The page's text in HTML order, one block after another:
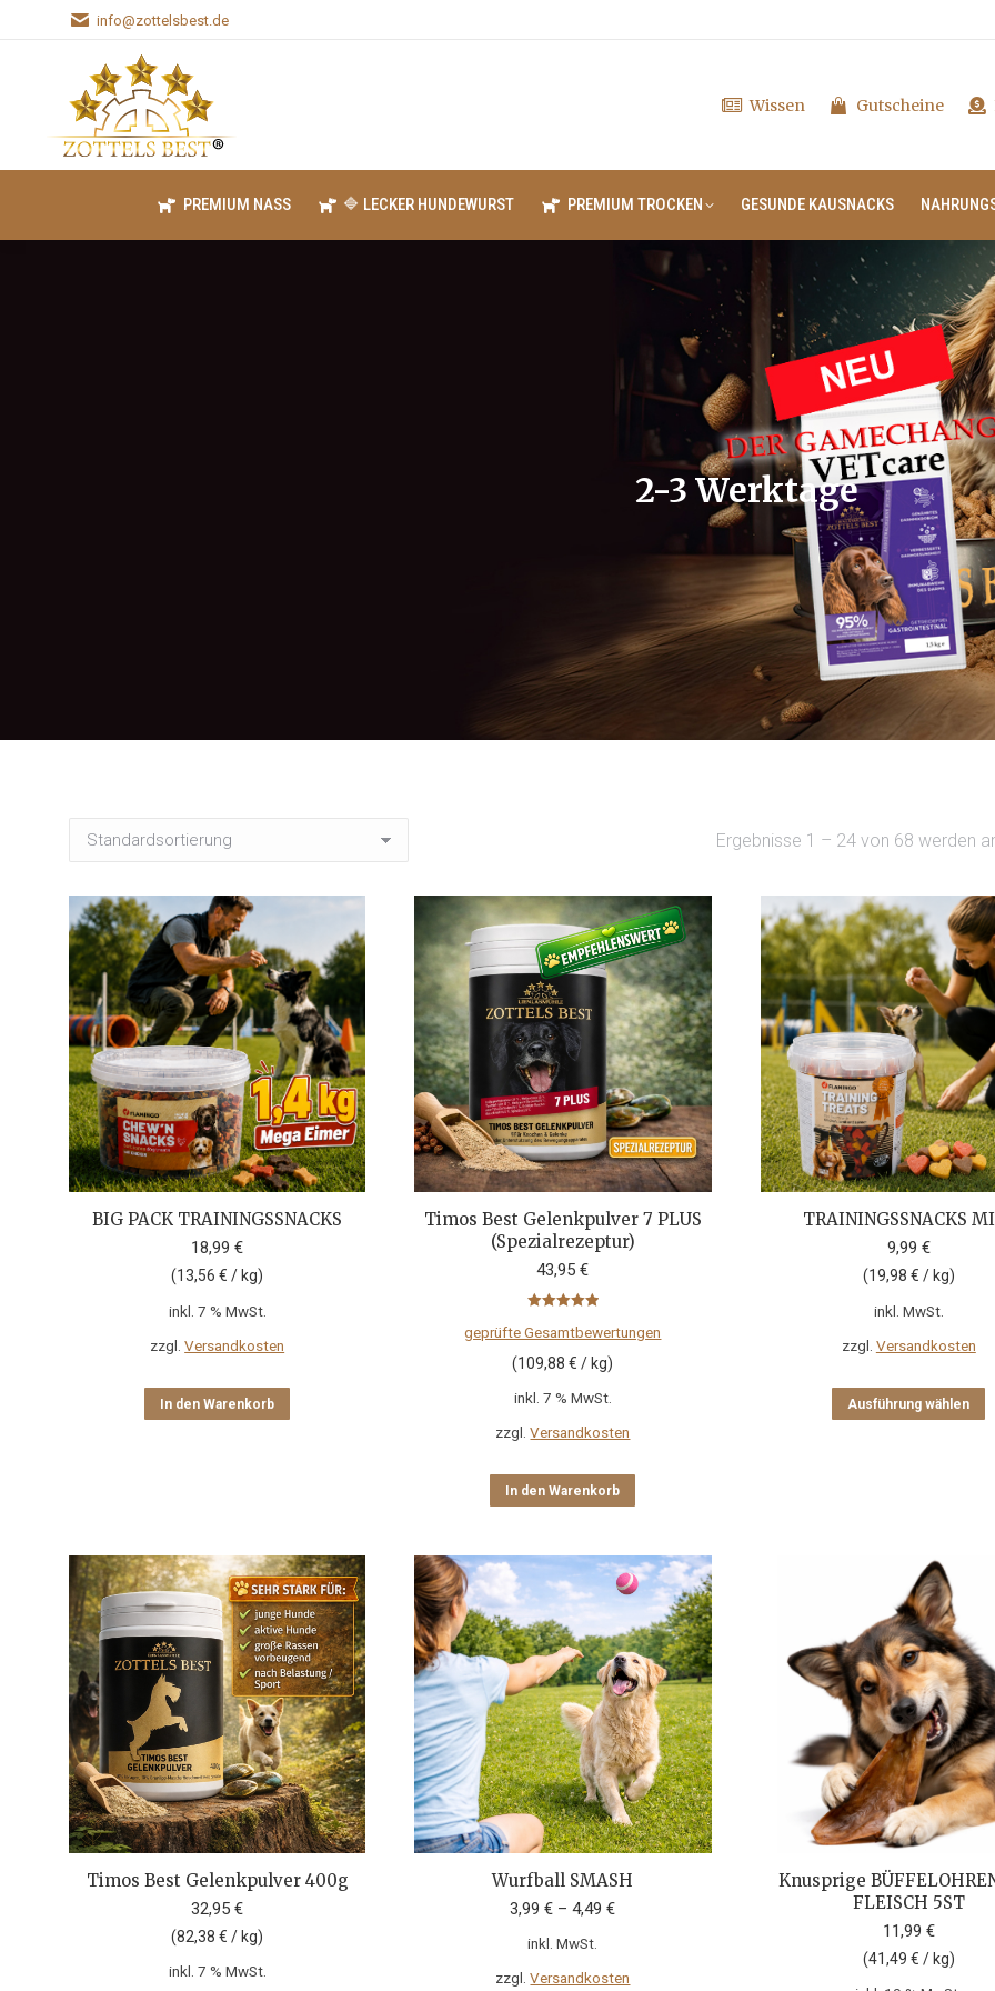
info@zottelsbest.de
Wissen Gutscheine
PREMIUM NASS 🔷 LECKER HUNDEWURST PREMIUM TROCKEN GESUNDE KAUSNACKS
2-3 Werktage
Ergebnisse 1 – 24 von 68 werden
BIG PACK TRAININGSSNACKS
18,99€
(13,56€ / kg)
inkl. 7 % MwSt.
zzgl.Versandkosten
In den Warenkorb
Timos Best Gelenkpulver 7 PLUS
(Spezialrezeptur)
43,95€
5.00von 5
geprüfte Gesamtbewertungen
(109,88€ / kg)
inkl. 7 % MwSt.
zzgl.Versandkosten
In den Warenkorb
TRAININGSSNACKS
9,99 €
(19,98 € / kg)
inkl. MwSt.
zzgl. Versandkosten
Ausführung wählen
Timos Best Gelenkpulver 400g
32,95€
(82,38€ / kg)
inkl. 7 % MwSt.
Wurfball SMASH
3,99€ –4,49€
inkl. MwSt.
zzgl.Versandkosten
Knusprige
FLEISCH 5ST
11,99 €
(41,49 € / kg)